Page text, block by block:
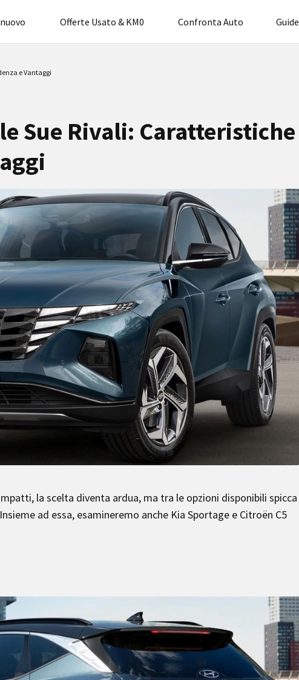
Offerte Usato & KM0 Confronta Auto Guide
e Vantaggi
Sue Rivali: Caratteristiche
la scelta diventa ardua, ma tra le opzioni disponibili spicca
ad essa, esamineremo anche Kia Sportage e Citroën C5